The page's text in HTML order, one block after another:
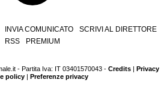
INVIA COMUNICATO
SCRIVI AL DIRETTORE
RSS
PREMIUM
- Partita Iva: IT 03401570043 - Credits | Privacy
policy| Preferenze privacy